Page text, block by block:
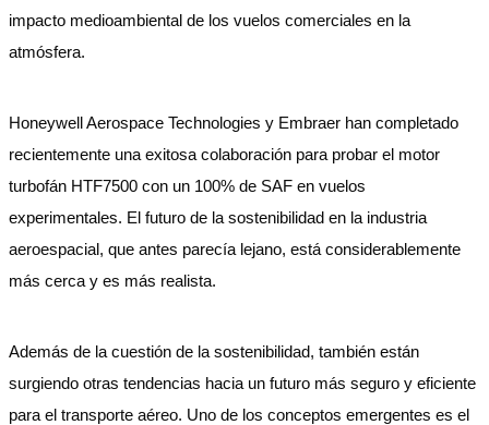
impacto medioambiental de los vuelos comerciales en la
atmósfera.
Honeywell Aerospace Technologies y Embraer han completado
recientemente una exitosa colaboración para probar el motor
turbofán HTF7500 con un 100% de SAF en vuelos
experimentales. El futuro de la sostenibilidad en la industria
aeroespacial, que antes parecía lejano, está considerablemente
más cerca y es más realista.
Además de la cuestión de la sostenibilidad, también están
surgiendo otras tendencias hacia un futuro más seguro y eficiente
para el transporte aéreo. Uno de los conceptos emergentes es el